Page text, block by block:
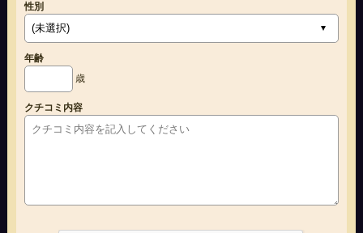
性別
年齢
歳
クチコミ内容